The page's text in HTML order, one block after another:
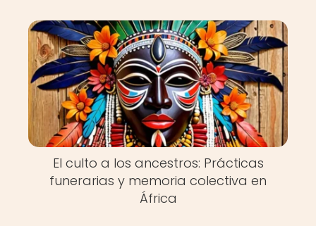
El culto a los ancestros: Prácticas
funerarias y memoria colectiva en
África